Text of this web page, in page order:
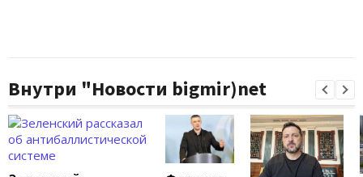
Внутри "Новости bigmir)net